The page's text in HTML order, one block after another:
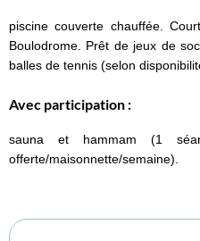
piscine couverte chauffée.
Boulodrome. Prêt de jeux de
balles de tennis (selon
Avec participation :
sauna et hammam (1
offerte/maisonnette/semaine).